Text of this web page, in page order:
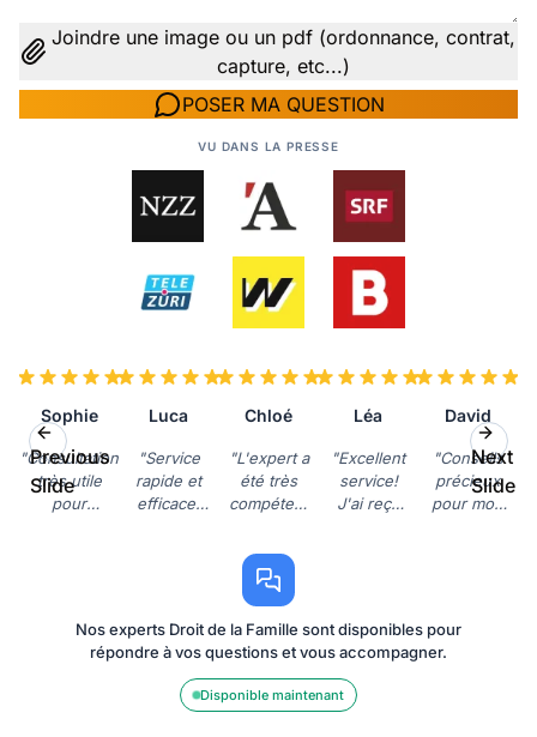
Joindre une image ou un pdf (ordonnance, contrat,
capture, etc...)
POSER MA QUESTION
VU DANS LA PRESSE
Sophie
"Consultation
très utile
pour
service en
ligne."
Luca
"Service
rapide et
efficace.
questions
concernant
la garde
des
Chloé
"L'expert a
été très
compétent
l'écoute. J'ai
pu régler
mon
succession
rapidement."
Léa
"Excellent
service!
J'ai reçu
ma
convention
divorce."
David
"Conseils
précieux
pour mon
abordable."
Previous
Slide
Next
Slide
Nos experts Droit de la Famille sont disponibles pour
répondre à vos questions et vous accompagner.
Disponible maintenant